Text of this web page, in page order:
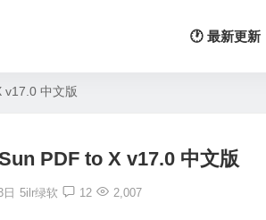
🕐 最新更新
v17.0 中文版
PDF to X v17.0 中文版
5ilr绿软 12 2,007